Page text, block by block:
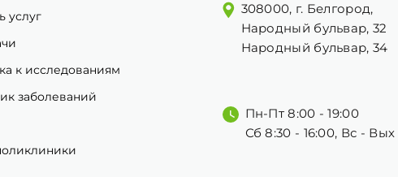
услуг
к исследованиям
заболеваний
308000, г. Белгород,
Народный бульвар, 32
Народный бульвар, 34
Пн-Пт 8:00 - 19:00
Сб 8:30 - 16:00, Вс - Вых